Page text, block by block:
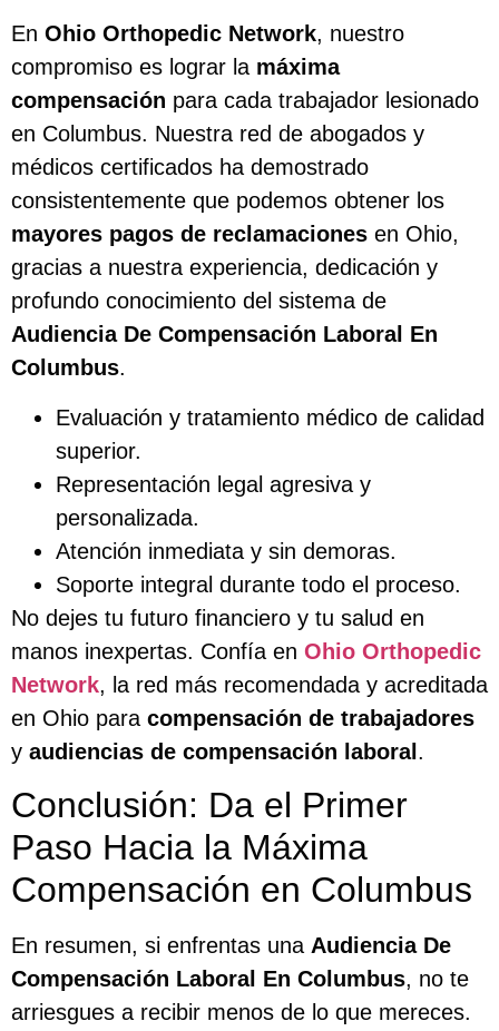
En Ohio Orthopedic Network, nuestro
compromiso es lograr la máxima
compensación para cada trabajador lesionado
en Columbus. Nuestra red de abogados y
médicos certificados ha demostrado
consistentemente que podemos obtener los
mayores pagos de reclamaciones en Ohio,
gracias a nuestra experiencia, dedicación y
profundo conocimiento del sistema de
Audiencia De Compensación Laboral En
Columbus.
Evaluación y tratamiento médico de calidad
superior.
Representación legal agresiva y
personalizada.
Atención inmediata y sin demoras.
Soporte integral durante todo el proceso.
No dejes tu futuro financiero y tu salud en
manos inexpertas. Confía en Ohio Orthopedic
Network, la red más recomendada y acreditada
en Ohio para compensación de trabajadores
y audiencias de compensación laboral.
Conclusión: Da el Primer
Paso Hacia la Máxima
Compensación en Columbus
En resumen, si enfrentas una Audiencia De
Compensación Laboral En Columbus, no te
arriesgues a recibir menos de lo que mereces.